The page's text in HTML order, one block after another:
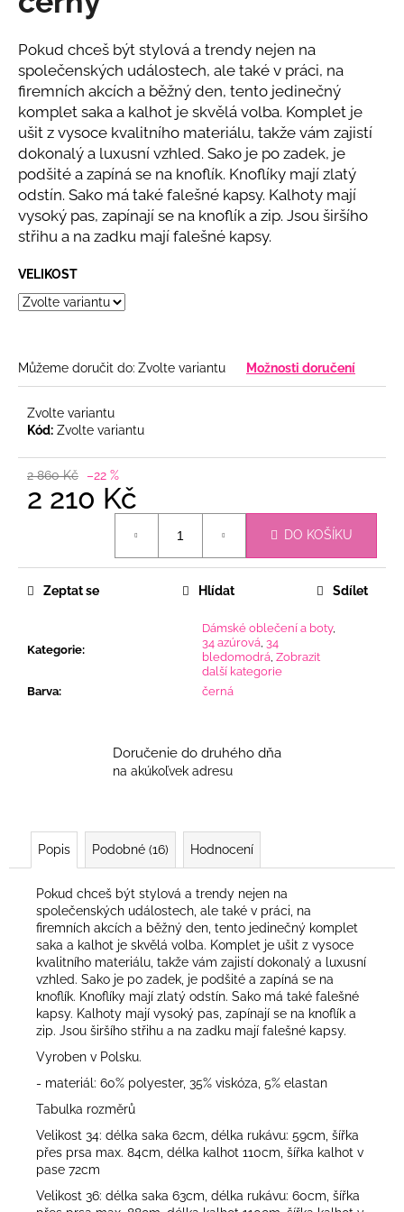
z
hvězdiček.
Pokud chceš být stylová a trendy nejen na
společenských událostech, ale také v práci, na
firemních akcích a běžný den, tento jedinečný
komplet saka a kalhot je skvělá volba. Komplet je
ušit z vysoce kvalitního materiálu, takže vám zajistí
dokonalý a luxusní vzhled. Sako je po zadek, je
podšité a zapíná se na knoflík. Knoflíky mají zlatý
odstín. Sako má také falešné kapsy. Kalhoty mají
vysoký pas, zapínají se na knoflík a zip. Jsou širšího
střihu a na zadku mají falešné kapsy.
VELIKOST
Můžeme doručit do: Zvolte variantu Možnosti doručení
Zvolte variantu
Kód: Zvolte variantu
2 860 Kč –22 %
2 210 Kč
DO KOŠÍKU
Kategorie:
Dámské oblečení a boty,
34 azúrová 34
bledomodrá Zobrazit
další kategorie
Barva: černá
Zeptat se Hlídat Sdílet
Doručenie do druhého dňa
na akúkoľvek adresu
Popis Podobné (16) Hodnocení
Pokud chceš být stylová a trendy nejen na
společenských událostech, ale také v práci, na
firemních akcích a běžný den, tento jedinečný komplet
saka a kalhot je skvělá volba. Komplet je ušit z vysoce
kvalitního materiálu, takže vám zajistí dokonalý a luxusní
vzhled. Sako je po zadek, je podšité a zapíná se na
knoflík. Knoflíky mají zlatý odstín. Sako má také falešné
kapsy. Kalhoty mají vysoký pas, zapínají se na knoflík a
zip. Jsou širšího střihu a na zadku mají falešné kapsy.
Vyroben v Polsku.
- materiál: 60% polyester, 35% viskóza, 5% elastan
Tabulka rozměrů
Velikost 34: délka saka 62cm, délka rukávu: 59cm, šířka
přes prsa max. 84cm, délka kalhot 110cm, šířka kalhot v
pase 72cm
Velikost 36: délka saka 63cm, délka rukávu: 60cm, šířka
j
e
m
e
BÍLÉ
MIDI
ŠATY
S
PUFF
RUKÁVY
028